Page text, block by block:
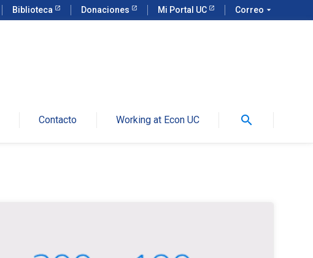
Biblioteca Donaciones Mi Portal UC Correo arrow_drop_down
Contacto Working at Econ UC search